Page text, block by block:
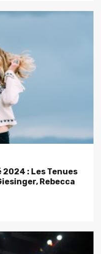
2024 : Les Tenues
Rebecca